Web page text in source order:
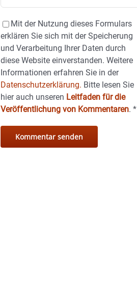
Mit der Nutzung dieses Formulars
erklären Sie sich mit der Speicherung
und Verarbeitung Ihrer Daten durch
diese Website einverstanden. Weitere
Informationen erfahren Sie in der
Datenschutzerklärung. Bitte lesen Sie
hier auch unseren Leitfaden für die
Veröffentlichung von Kommentaren.*